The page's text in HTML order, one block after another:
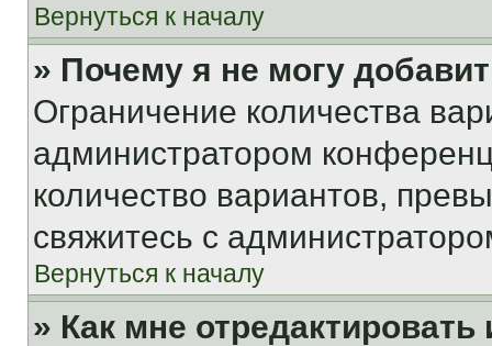
Вернуться к началу
» Почему я не могу
Ограничение количества
администратором
количество вариантов,
свяжитесь с
Вернуться к началу
» Как мне